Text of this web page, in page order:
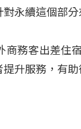
永續這個部分
商務客出差住
升服務，有